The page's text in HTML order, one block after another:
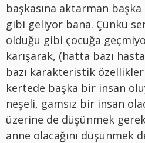
başkasına aktarman başka
gibi geliyor bana. Çünkü
olduğu gibi çocuğa
karışarak, (hatta bazı
bazı karakteristik
kertede başka bir insan
neşeli, gamsız bir insan
üzerine de düşünmek
anne olacağını düşünmek